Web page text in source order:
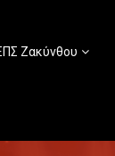
Ζακύνθου